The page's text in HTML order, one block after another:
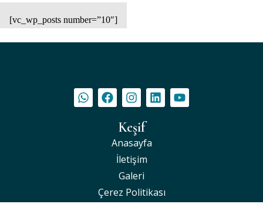
[vc_wp_posts number=”10″]
Keşif
Anasayfa
İletişim
Galeri
Çerez Politikası